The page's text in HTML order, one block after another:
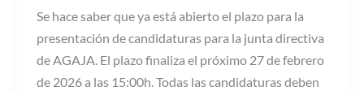
Se hace saber que ya está abierto el plazo para la
presentación de candidaturas para la junta directiva
de AGAJA. El plazo finaliza el próximo 27 de febrero
de 2026 a las 15:00h. Todas las candidaturas deben